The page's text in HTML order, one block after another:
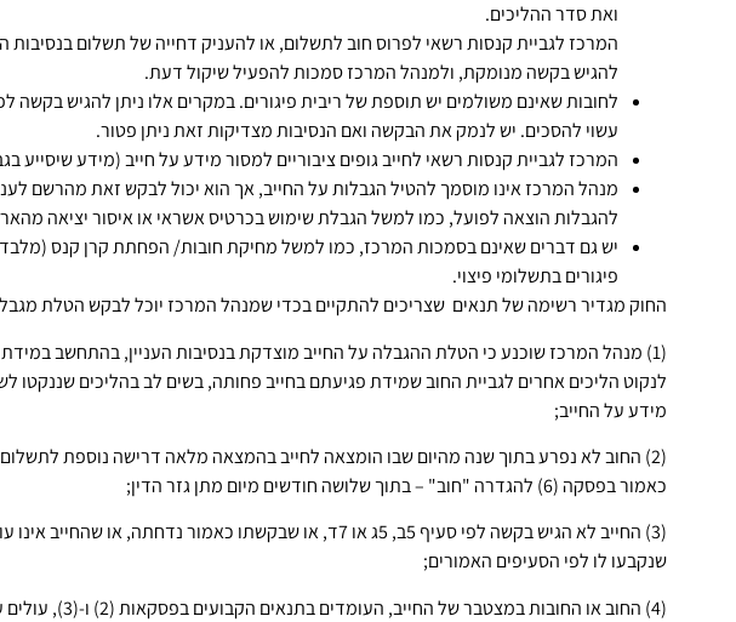
ואת סדר ההליכים.
המרכז לגביית קנסות רשאי לפרוס חוב לתשלום, או להעניק דחייה של תשלום בנסיבות
להגיש בקשה מנומקת, ולמנהל המרכז סמכות להפעיל שיקול דעת.
לחובות שאינם משולמים יש תוספת של ריבית פיגורים. במקרים אלו ניתן להגיש בקשה
עשוי להסכים. יש לנמק את הבקשה ואם הנסיבות מצדיקות זאת ניתן פטור.
המרכז לגביית קנסות רשאי לחייב גופים ציבוריים למסור מידע על חייב (מידע שיסייע
מנהל המרכז אינו מוסמך להטיל הגבלות על החייב, אך הוא יכול לבקש זאת מהרשם
להגבלות הוצאה לפועל, כמו למשל הגבלת שימוש בכרטיס אשראי או איסור יציאה
יש גם דברים שאינם בסמכות המרכז, כמו למשל מחיקת חובות/ הפחתת קרן קנס
פיגורים בתשלומי פיצוי.
החוק מגדיר רשימה של תנאים שצריכים להתקיים בכדי שמנהל המרכז יוכל לבקש הטלת
(1) מנהל המרכז שוכנע כי הטלת ההגבלה על החייב מוצדקת בנסיבות העניין, בהתחשב
לנקוט הליכים אחרים לגביית החוב שמידת פגיעתם בחייב פחותה, בשים לב בהליכים שננקטו
מידע על החייב;
כאמור בפסקה (6) להגדרה "חוב" – בתוך שלושה חודשים מיום מתן גזר הדין;
(3) החייב לא הגיש בקשה לפי סעיף 5ב, 5ג או 7ד, או שבקשתו כאמור
שנקבעו לו לפי הסעיפים האמורים;